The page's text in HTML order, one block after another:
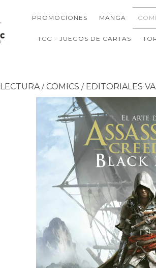
PROMOCIONES MANGA
TCG - JUEGOS DE CARTAS
LECTURA / COMICS / EDITORIALES